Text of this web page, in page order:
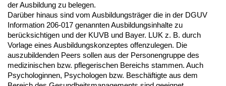
der Ausbildung zu belegen.
Darüber hinaus sind vom Ausbildungsträger die in der DGUV
Information 206-017 genannten Ausbildungsinhalte zu
berücksichtigen und der KUVB und Bayer. LUK z. B. durch
Vorlage eines Ausbildungskonzeptes offenzulegen. Die
auszubildenden Peers sollen aus der Personengruppe des
medizinischen bzw. pflegerischen Bereichs stammen. Auch
Psychologinnen, Psychologen bzw. Beschäftigte aus dem